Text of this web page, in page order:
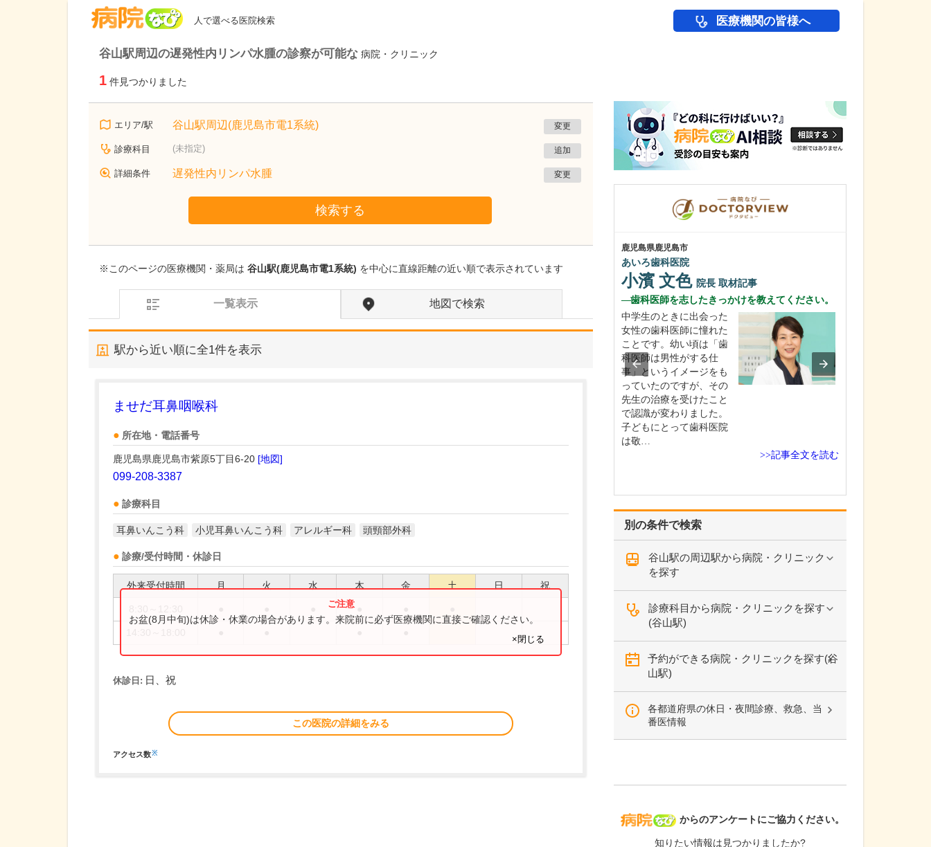
人で選べる医院検索 医療機関の皆様へ
谷山駅周辺の遅発性内リンパ水腫の診察が可能な 病院・クリニック
1 件見つかりました
エリア/駅 谷山駅周辺(鹿児島市電1系統) 変更
診療科目 (未指定) 追加
詳細条件 遅発性内リンパ水腫 変更
検索する
※このページの医療機関・薬局は 谷山駅(鹿児島市電1系統) を中心に直線距離の近い順で表示されています
一覧表示 地図で検索
駅から近い順に全1件を表示
ませだ耳鼻咽喉科
所在地・電話番号
鹿児島県鹿児島市紫原5丁目6-20 [地図]
099-208-3387
診療科目
耳鼻いんこう科 小児耳鼻いんこう科 アレルギー科 頭頸部外科
診療/受付時間・休診日
外来受付時間 月 火 水 木 金 土 日 祝
お盆(8月中旬)は休診・休業の場合があります。来院前に必ず医療機関に直接ご確認ください。
×閉じる
休診日: 日、祝
この医院の詳細をみる
アクセス数※
別の条件で検索
谷山駅の周辺駅から病院・クリニック
を探す
診療科目から病院・クリニックを探す
(谷山駅)
予約ができる病院・クリニックを探す(谷
山駅)
各都道府県の休日・夜間診療、救急、当
番医情報
病院なび
からのアンケートにご協力ください。
知りたい情報は見つかりましたか?
鹿児島県鹿児島市
緑ヶ丘クリニック
桂 久和 医師 取材記事
貴院の診療内容を教えてください。
ており、お子さんからご
鹿児島県鹿児島市
あいろ歯科医院
小濱 文色 院長 取材記事
歯科医師を志したきっかけを教えてください。
中学生のときに出会った
女性の歯科医師に憧れた
ことです。幼い頃は「歯
科医師は男性がする仕
事」というイメージをも
っていたのですが、その
先生の治療を受けたこと
で認識が変わりました。
子どもにとって歯科医院
は敬…
>>記事全文を読む